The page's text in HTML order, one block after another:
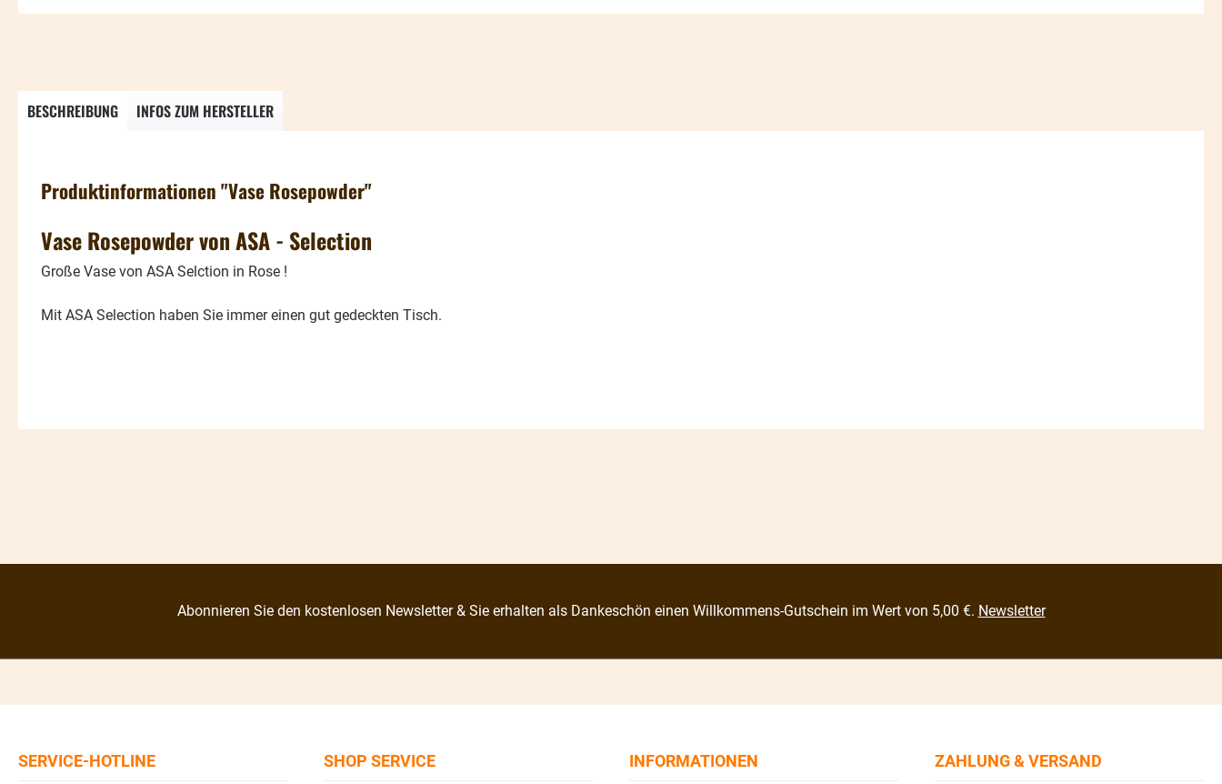
BESCHREIBUNG INFOS ZUM HERSTELLER
Produktinformationen "Vase Rosepowder"
Vase Rosepowder von ASA - Selection
Große Vase von ASA Selction in Rose !
Mit ASA Selection haben Sie immer einen gut gedeckten Tisch.
Abonnieren Sie den kostenlosen Newsletter & Sie erhalten als Dankeschön einen Willkommens-Gutschein im Wert von 5,00 €. Newsletter
SERVICE-HOTLINE SHOP SERVICE INFORMATIONEN ZAHLUNG & VERSAND